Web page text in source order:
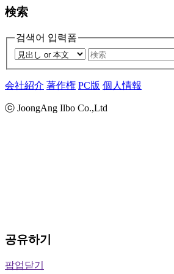
検索
검색어 입력폼
会社紹介 著作権 PC版 個人情報
ⓒ JoongAng Ilbo Co.,Ltd
공유하기
팝업닫기